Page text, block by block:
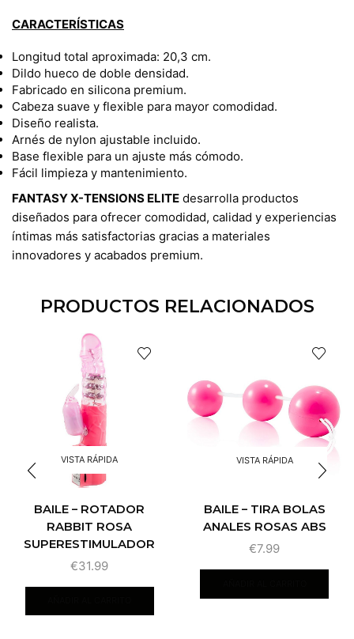
CARACTERÍSTICAS
Longitud total aproximada: 20,3 cm.
Dildo hueco de doble densidad.
Fabricado en silicona premium.
Cabeza suave y flexible para mayor comodidad.
Diseño realista.
Arnés de nylon ajustable incluido.
Base flexible para un ajuste más cómodo.
Fácil limpieza y mantenimiento.
FANTASY X-TENSIONS ELITE desarrolla productos
diseñados para ofrecer comodidad, calidad y experiencias
íntimas más satisfactorias gracias a materiales
innovadores y acabados premium.
PRODUCTOS RELACIONADOS
VISTA RÁPIDA
BAILE – ROTADOR
RABBIT ROSA
SUPERESTIMULADOR
€31.99
VISTA RÁPIDA
BAILE – TIRA BOLAS
ANALES ROSAS ABS
€7.99